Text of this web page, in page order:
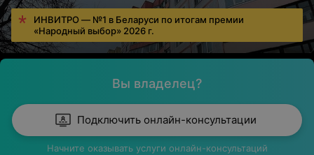
ИНВИТРО — №1 в Беларуси по итогам премии
«Народный выбор» 2026 г.
Вы владелец?
Подключить онлайн-консультации
Начните оказывать услуги онлайн-консультаций